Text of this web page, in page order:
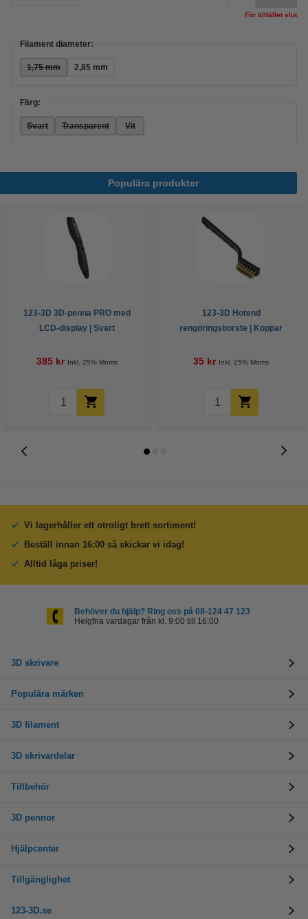
För tillfället slut
Filament diameter:
1,75 mm 2,85 mm
Färg:
Svart Transparent Vit
Populära produkter
123-3D 3D-penna PRO med
LCD-display | Svart
385 kr Inkl. 25% Moms
123-3D Hotend
rengöringsborste | Koppar
35 kr Inkl. 25% Moms
Vi lagerhåller ett otroligt brett sortiment!
Beställ innan 16:00 så skickar vi idag!
Alltid låga priser!
Behöver du hjälp? Ring oss på 08-124 47 123
Helgfria vardagar från kl. 9:00 till 16:00
3D skrivare
Populära märken
3D filament
3D skrivardelar
Tillbehör
3D pennor
Hjälpcenter
Tillgänglighet
123-3D.se